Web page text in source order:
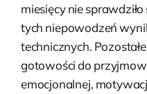
miesięcy nie
tych niepowodzeń
technicznych.
gotowości do
emocjonalnej,